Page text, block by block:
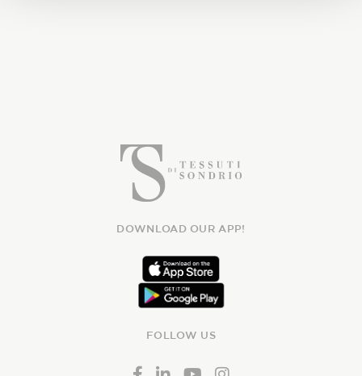
DOWNLOAD OUR APP!
FOLLOW US